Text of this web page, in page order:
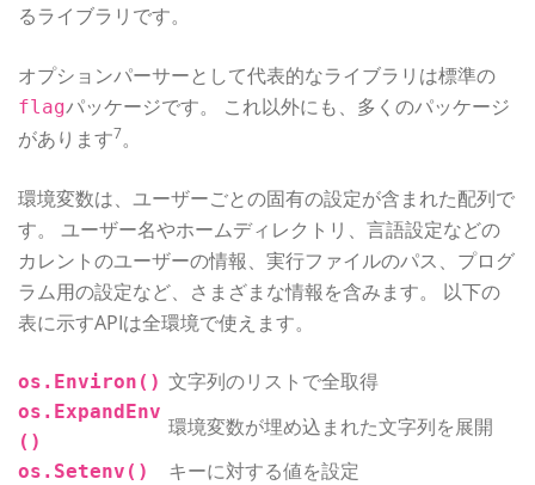
るライブラリです。
オプションパーサーとして代表的なライブラリは標準の
flagパッケージです。 これ以外にも、多くのパッケージ
があります7。
環境変数は、ユーザーごとの固有の設定が含まれた配列で
す。 ユーザー名やホームディレクトリ、言語設定などの
カレントのユーザーの情報、実行ファイルのパス、プログ
ラム用の設定など、さまざまな情報を含みます。 以下の
表に示すAPIは全環境で使えます。
os.Environ() 文字列のリストで全取得
os.ExpandEnv
()
環境変数が埋め込まれた文字列を展開
os.Setenv() キーに対する値を設定